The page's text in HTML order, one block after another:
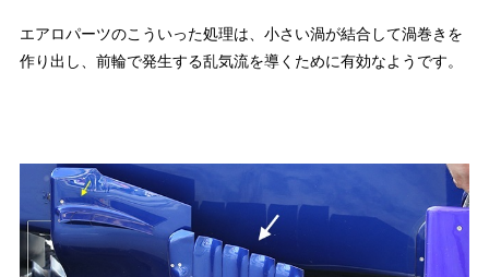
エアロパーツのこういった処理は、小さい渦が結合して渦巻きを
作り出し、前輪で発生する乱気流を導くために有効なようです。